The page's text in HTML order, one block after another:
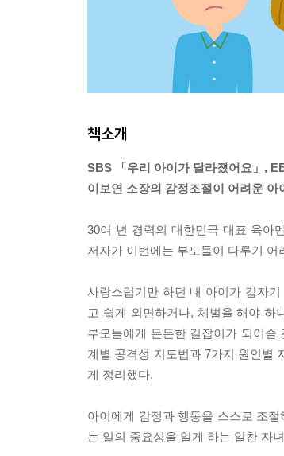
책소개
SBS 「우리 아이가 달라졌어요」,
이보연 소장의 감정조절이 어려운 아
30여 년 경력의 대한민국 대표 육아
저자가 이번에는 부모들이 다루기 어
사랑스럽기만 하던 내 아이가 갑자기
고 쉽게 외면하거나, 체벌을 해야 하
부모들에게 든든한 길잡이가 되어줄
계별 공격성 지도법과 7가지 원인별
게 정리했다.
아이에게 감정과 행동을 스스로 조
는 일의 중요성을 알게 하는 알찬 자